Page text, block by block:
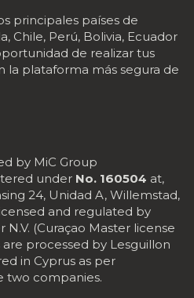
principales países de
Chile, Perú, Bolivia, Ecuador
de realizar tus
la plataforma más segura de
by MiC Group
under No. 160504 at,
24, Unidad A, Willemstad,
and regulated by
N.V. (Curaçao Master license
are processed by Lesguillon
in Cyprus as per
two companies.